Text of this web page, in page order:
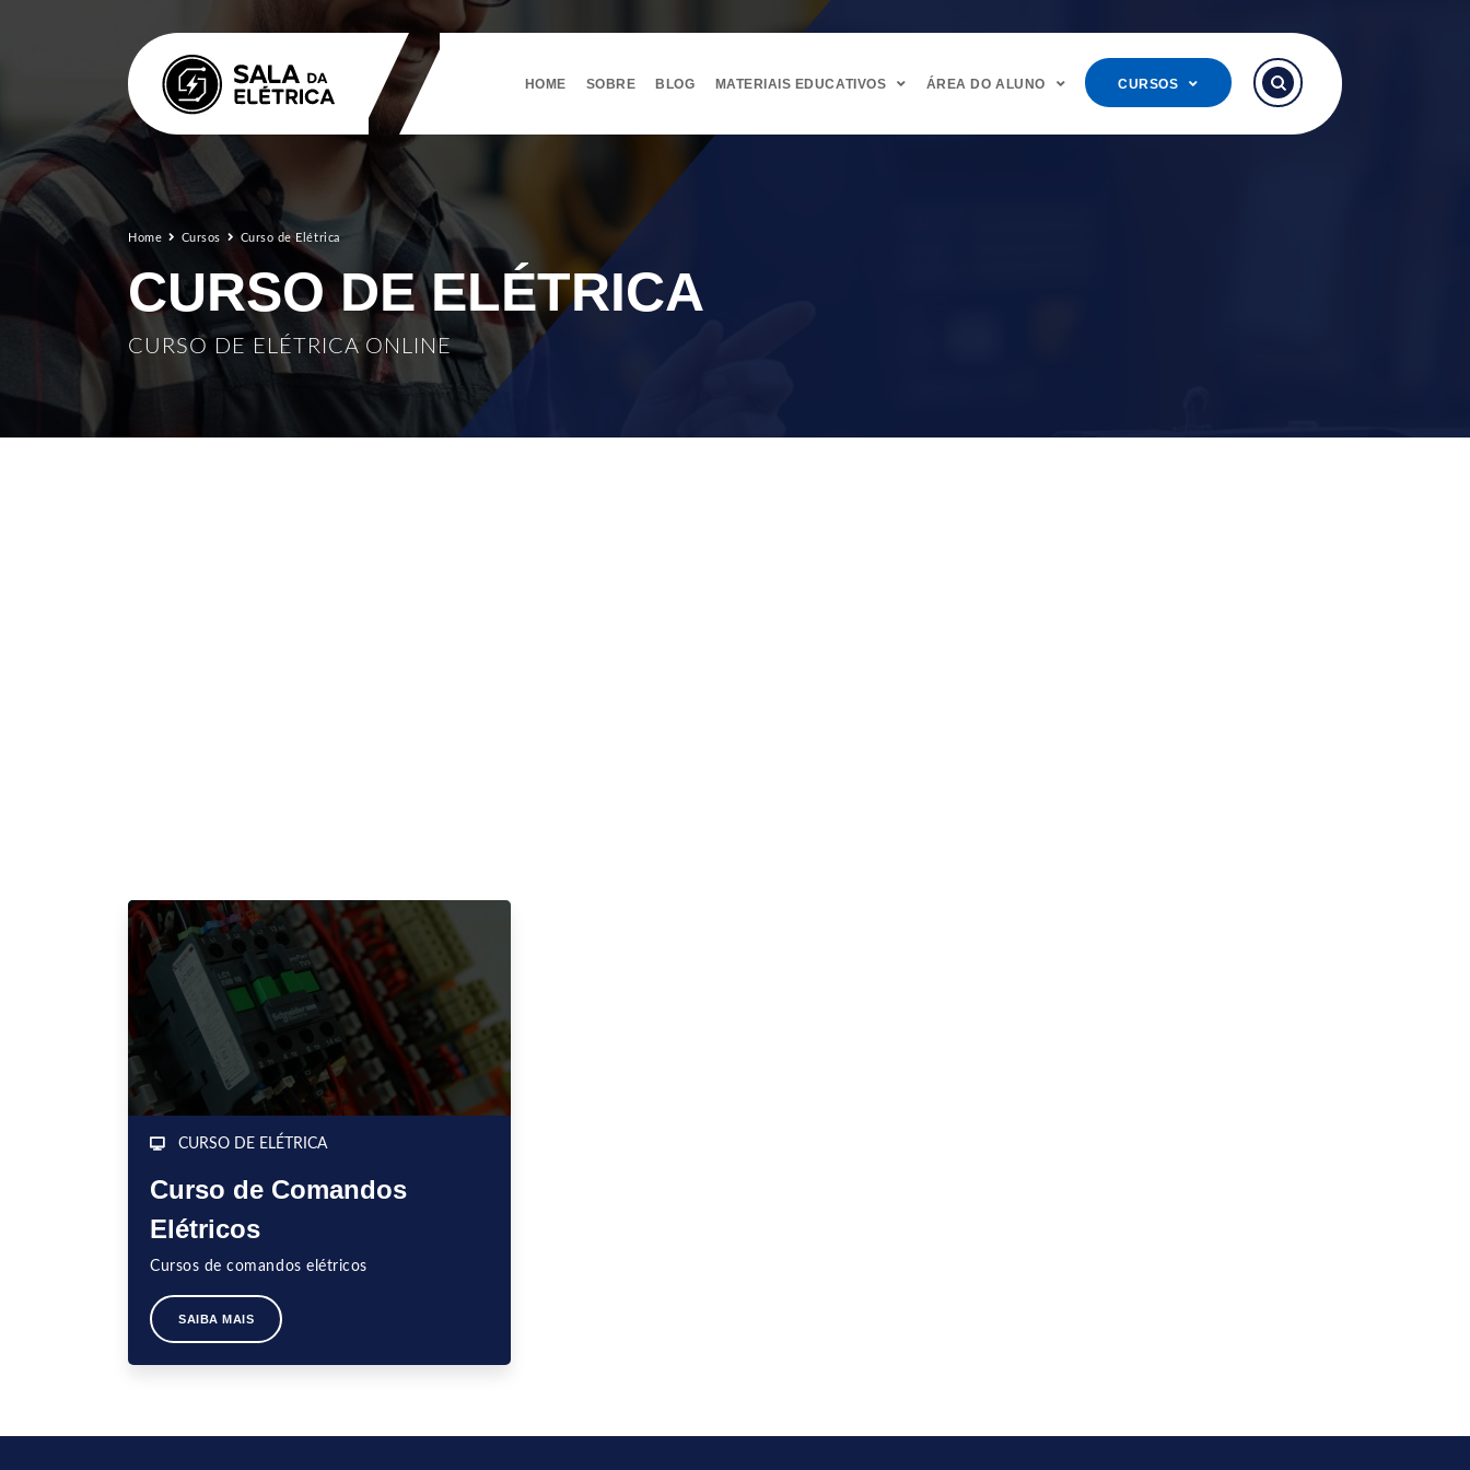
HOME SOBRE BLOG MATERIAIS EDUCATIVOS ÁREA DO ALUNO CURSOS
Home Cursos Curso de Elétrica
CURSO DE ELÉTRICA
CURSO DE ELÉTRICA ONLINE
CURSO DE ELÉTRICA
Curso de Comandos
Elétricos
Cursos de comandos elétricos
SAIBA MAIS